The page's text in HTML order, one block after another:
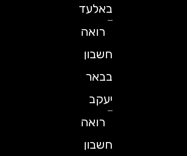
באלעד
רואה
חשבון
בבאר
יעקב
רואה
חשבון